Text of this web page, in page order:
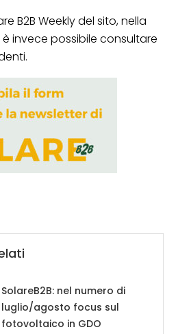
B2B Weekly del sito, nella
è invece possibile consultare
SolareB2B: nel numero di
luglio/agosto focus sul
fotovoltaico in GDO